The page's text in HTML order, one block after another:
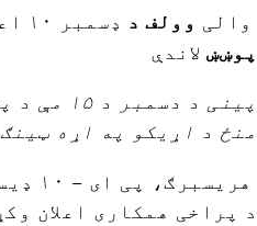
والی وولف د ډسمبر ۱۰ اعلان وکړ د پنسلوانیا د ۲۰۲۱ کال د ملی نوښت په ملاتړ د ۲۰۲۱ کال تر
پوښښ لاندې
منځ د اړیکو په اړه
د پراخی همکاری اعلان